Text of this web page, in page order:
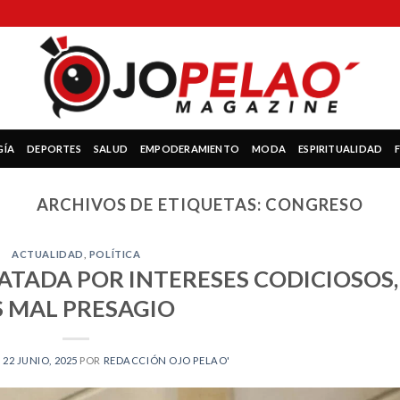
DEPORTES SALUD EMPODERAMIENTO MODA ESPIRITUALIDAD
ARCHIVOS DE ETIQUETAS: CONGRESO
ACTUALIDAD POLÍTICA
POR INTERESES CODICIOSOS,
MAL PRESAGIO
22 JUNIO, 2025 POR REDACCIÓN OJO PELAO'